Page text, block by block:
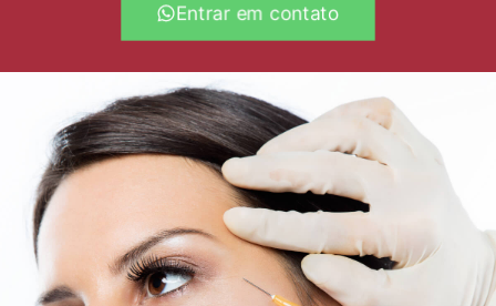
Entrar em contato